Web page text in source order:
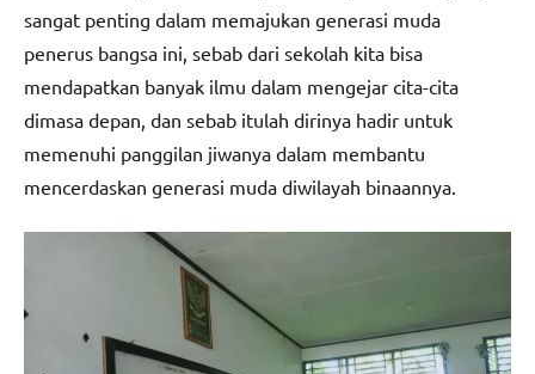
sangat penting dalam memajukan generasi muda
penerus bangsa ini, sebab dari sekolah kita bisa
mendapatkan banyak ilmu dalam mengejar cita-cita
dimasa depan, dan sebab itulah dirinya hadir untuk
memenuhi panggilan jiwanya dalam membantu
mencerdaskan generasi muda diwilayah binaannya.